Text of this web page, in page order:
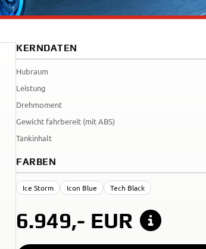
KERNDATEN
Hubraum
Leistung
Drehmoment
Gewicht fahrbereit (mit ABS)
Tankinhalt
FARBEN
Ice Storm Icon Blue Tech Black
6.949,- EUR